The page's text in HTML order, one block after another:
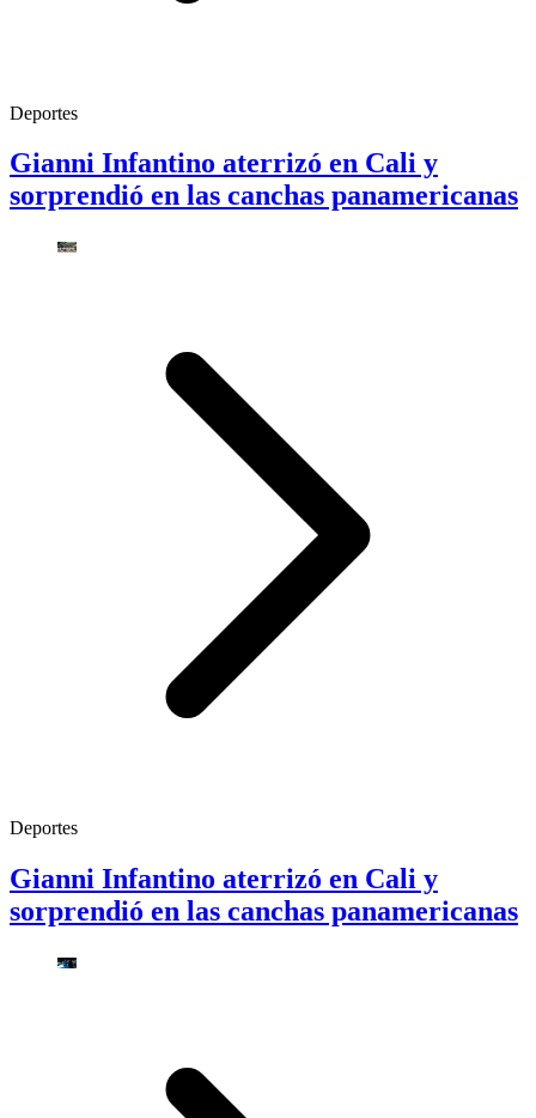
Deportes
Gianni Infantino aterrizó en Cali y
sorprendió en las canchas panamericanas
Deportes
Gianni Infantino aterrizó en Cali y
sorprendió en las canchas panamericanas